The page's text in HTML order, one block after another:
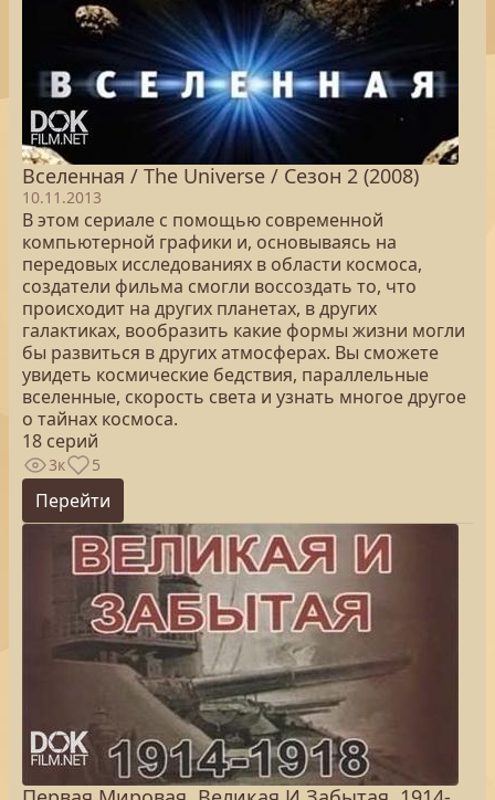
Вселенная / The Universe / Сезон 2 (2008)
10.11.2013
В этом сериале с помощью современной
компьютерной графики и, основываясь на
передовых исследованиях в области космоса,
создатели фильма смогли воссоздать то, что
происходит на других планетах, в других
галактиках, вообразить какие формы жизни могли
бы развиться в других атмосферах. Вы сможете
увидеть космические бедствия, параллельные
вселенные, скорость света и узнать многое другое
о тайнах космоса.
18 серий
3к 5
Перейти